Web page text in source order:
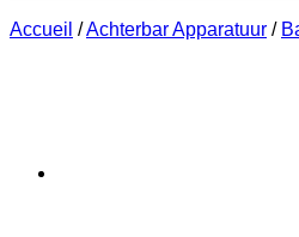
Accueil /Achterbar Apparatuur /